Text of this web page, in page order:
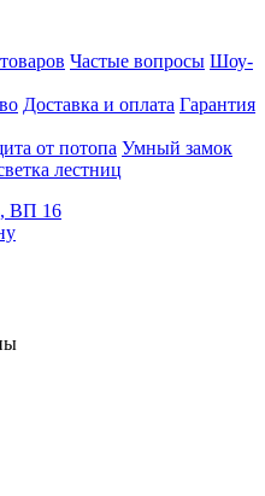
Частые вопросы Шоу-
Доставка и оплата Гарантия
от потопа Умный замок
лестниц
ВП 16